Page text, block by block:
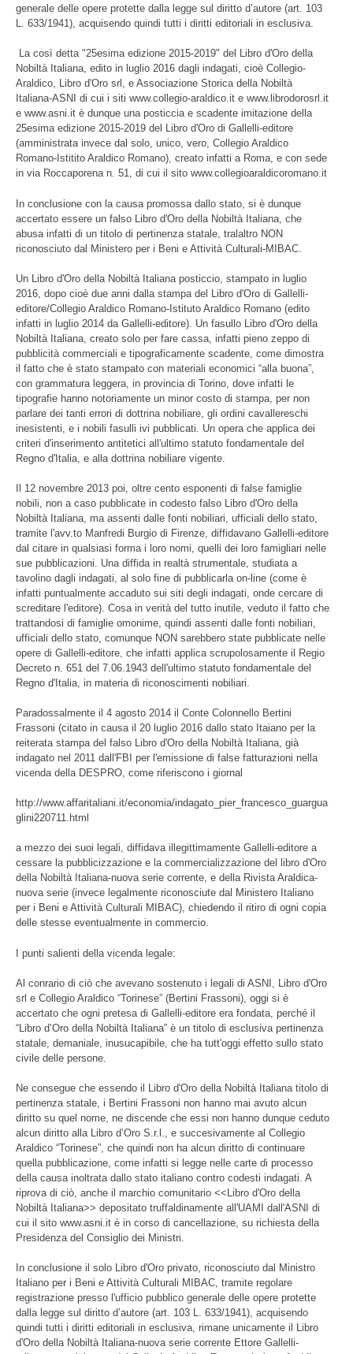
generale delle opere protette dalla legge sul diritto d’autore (art. 103
L. 633/1941), acquisendo quindi tutti i diritti editoriali in esclusiva.
La così detta "25esima edizione 2015-2019" del Libro d'Oro della
Nobiltà Italiana, edito in luglio 2016 dagli indagati, cioè Collegio-
Araldico, Libro d'Oro srl, e Associazione Storica della Nobiltà
Italiana-ASNI di cui i siti www.collegio-araldico.it e www.librodorosrl.it
e www.asni.it è dunque una posticcia e scadente imitazione della
25esima edizione 2015-2019 del Libro d'Oro di Gallelli-editore
(amministrata invece dal solo, unico, vero, Collegio Araldico
Romano-Istitito Araldico Romano), creato infatti a Roma, e con sede
in via Roccaporena n. 51, di cui il sito www.collegioaraldicoromano.it
In conclusione con la causa promossa dallo stato, si è dunque
accertato essere un falso Libro d'Oro della Nobiltà Italiana, che
abusa infatti di un titolo di pertinenza statale, tralaltro NON
riconosciuto dal Ministero per i Beni e Attività Culturali-MIBAC.
Un Libro d'Oro della Nobiltà Italiana posticcio, stampato in luglio
2016, dopo cioè due anni dalla stampa del Libro d'Oro di Gallelli-
editore/Collegio Araldico Romano-Istituto Araldico Romano (edito
infatti in luglio 2014 da Gallelli-editore). Un fasullo Libro d'Oro della
Nobiltà Italiana, creato solo per fare cassa, infatti pieno zeppo di
pubblicità commerciali e tipograficamente scadente, come dimostra
il fatto che è stato stampato con materiali economici “alla buona”,
con grammatura leggera, in provincia di Torino, dove infatti le
tipografie hanno notoriamente un minor costo di stampa, per non
parlare dei tanti errori di dottrina nobiliare, gli ordini cavallereschi
inesistenti, e i nobili fasulli ivi pubblicati. Un opera che applica dei
criteri d'inserimento antitetici all'ultimo statuto fondamentale del
Regno d'Italia, e alla dottrina nobiliare vigente.
Il 12 novembre 2013 poi, oltre cento esponenti di false famiglie
nobili, non a caso pubblicate in codesto falso Libro d'Oro della
Nobiltà Italiana, ma assenti dalle fonti nobiliari, ufficiali dello stato,
tramite l'avv.to Manfredi Burgio di Firenze, diffidavano Gallelli-editore
dal citare in qualsiasi forma i loro nomi, quelli dei loro famigliari nelle
sue pubblicazioni. Una diffida in realtà strumentale, studiata a
tavolino dagli indagati, al solo fine di pubblicarla on-line (come è
infatti puntualmente accaduto sui siti degli indagati, onde cercare di
screditare l'editore). Cosa in verità del tutto inutile, veduto il fatto che
trattandosi di famiglie omonime, quindi assenti dalle fonti nobiliari,
ufficiali dello stato, comunque NON sarebbero state pubblicate nelle
opere di Gallelli-editore, che infatti applica scrupolosamente il Regio
Decreto n. 651 del 7.06.1943 dell'ultimo statuto fondamentale del
Regno d'Italia, in materia di riconoscimenti nobiliari.
Paradossalmente il 4 agosto 2014 il Conte Colonnello Bertini
Frassoni (citato in causa il 20 luglio 2016 dallo stato Itaiano per la
reiterata stampa del falso Libro d'Oro della Nobiltà Italiana, già
indagato nel 2011 dall'FBI per l'emissione di false fatturazioni nella
vicenda della DESPRO, come riferiscono i giornal
http://www.affaritaliani.it/economia/indagato_pier_francesco_guargua
glini220711.html
a mezzo dei suoi legali, diffidava illegittimamente Gallelli-editore a
cessare la pubblicizzazione e la commercializzazione del libro d'Oro
della Nobiltà Italiana-nuova serie corrente, e della Rivista Araldica-
nuova serie (invece legalmente riconosciute dal Ministero Italiano
per i Beni e Attività Culturali MIBAC), chiedendo il ritiro di ogni copia
delle stesse eventualmente in commercio.
I punti salienti della vicenda legale:
Al conrario di ciò che avevano sostenuto i legali di ASNI, Libro d'Oro
srl e Collegio Araldico “Torinese” (Bertini Frassoni), oggi si è
accertato che ogni pretesa di Gallelli-editore era fondata, perché il
“Libro d’Oro della Nobiltà Italiana” è un titolo di esclusiva pertinenza
statale, demaniale, inusucapibile, che ha tutt'oggi effetto sullo stato
civile delle persone.
Ne consegue che essendo il Libro d'Oro della Nobiltà Italiana titolo di
pertinenza statale, i Bertini Frassoni non hanno mai avuto alcun
diritto su quel nome, ne discende che essi non hanno dunque ceduto
alcun diritto alla Libro d’Oro S.r.l., e succesivamente al Collegio
Araldico “Torinese”, che quindi non ha alcun diritto di continuare
quella pubblicazione, come infatti si legge nelle carte di processo
della causa inoltrata dallo stato italiano contro codesti indagati. A
riprova di ciò, anche il marchio comunitario <<Libro d'Oro della
Nobiltà Italiana>> depositato truffaldinamente all'UAMI dall'ASNI di
cui il sito www.asni.it è in corso di cancellazione, su richiesta della
Presidenza del Consiglio dei Ministri.
In conclusione il solo Libro d'Oro privato, riconosciuto dal Ministro
Italiano per i Beni e Attività Culturali MIBAC, tramite regolare
registrazione presso l'ufficio pubblico generale delle opere protette
dalla legge sul diritto d’autore (art. 103 L. 633/1941), acquisendo
quindi tutti i diritti editoriali in esclusiva, rimane unicamente il Libro
d'Oro della Nobiltà Italiana-nuova serie corrente Ettore Gallelli-